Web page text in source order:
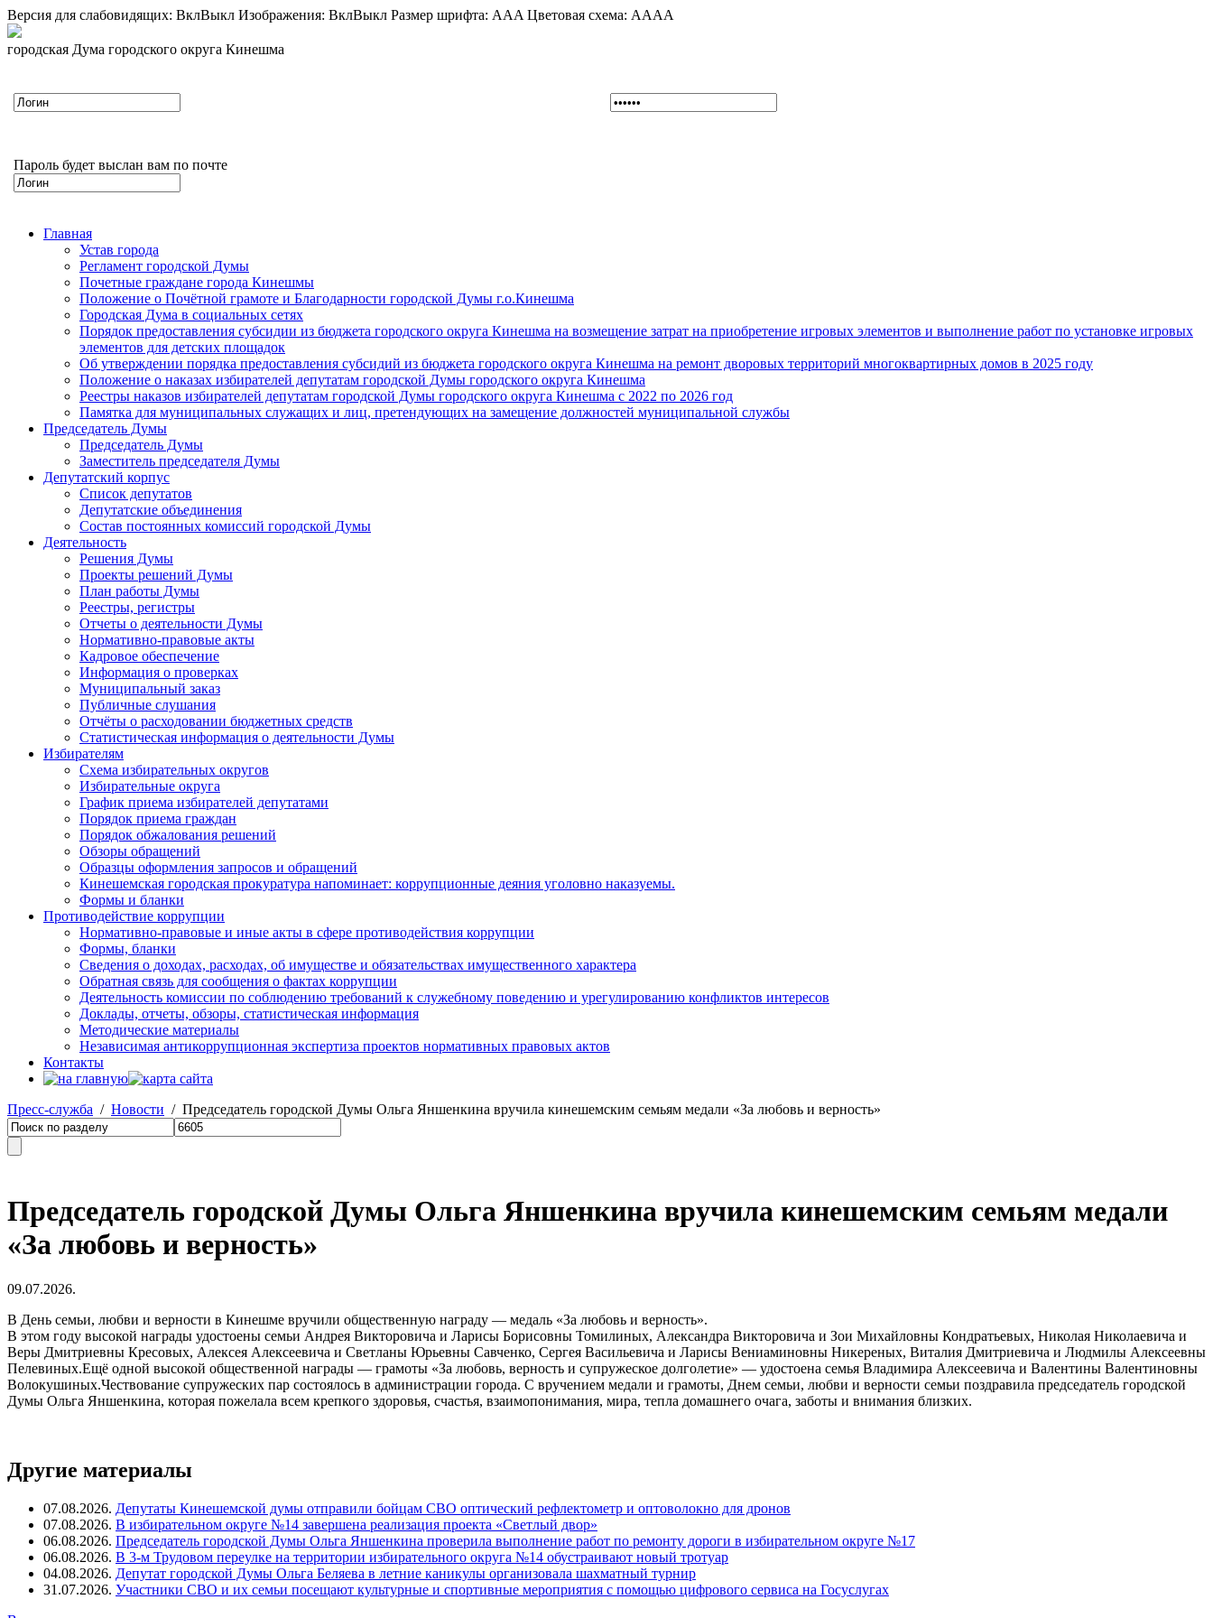
Версия для слабовидящих: ВклВыкл Изображения: ВклВыкл Размер шрифта: AAA Цветовая схема: AAAA
городская Дума городского округа Кинешма
Пароль будет выслан вам по почте
Главная
Устав города
Регламент городской Думы
Почетные граждане города Кинешмы
Положение о Почётной грамоте и Благодарности городской Думы г.о.Кинешма
Городская Дума в социальных сетях
Порядок предоставления субсидии из бюджета городского округа Кинешма на возмещение затрат на приобретение игровых элементов и выполнение работ по установке игровых
элементов для детских площадок
Об утверждении порядка предоставления субсидий из бюджета городского округа Кинешма на ремонт дворовых территорий многоквартирных домов в 2025 году
Положение о наказах избирателей депутатам городской Думы городского округа Кинешма
Реестры наказов избирателей депутатам городской Думы городского округа Кинешма с 2022 по 2026 год
Памятка для муниципальных служащих и лиц, претендующих на замещение должностей муниципальной службы
Председатель Думы
Председатель Думы
Заместитель председателя Думы
Депутатский корпус
Список депутатов
Депутатские объединения
Состав постоянных комиссий городской Думы
Деятельность
Решения Думы
Проекты решений Думы
План работы Думы
Реестры, регистры
Отчеты о деятельности Думы
Нормативно-правовые акты
Кадровое обеспечение
Информация о проверках
Муниципальный заказ
Публичные слушания
Отчёты о расходовании бюджетных средств
Статистическая информация о деятельности Думы
Избирателям
Схема избирательных округов
Избирательные округа
График приема избирателей депутатами
Порядок приема граждан
Порядок обжалования решений
Обзоры обращений
Образцы оформления запросов и обращений
Кинешемская городская прокуратура напоминает: коррупционные деяния уголовно наказуемы.
Формы и бланки
Противодействие коррупции
Нормативно-правовые и иные акты в сфере противодействия коррупции
Формы, бланки
Сведения о доходах, расходах, об имуществе и обязательствах имущественного характера
Обратная связь для сообщения о фактах коррупции
Деятельность комиссии по соблюдению требований к служебному поведению и урегулированию конфликтов интересов
Доклады, отчеты, обзоры, статистическая информация
Методические материалы
Независимая антикоррупционная экспертиза проектов нормативных правовых актов
Контакты
Пресс-служба / Новости / Председатель городской Думы Ольга Яншенкина вручила кинешемским семьям медали «За любовь и верность»
Председатель городской Думы Ольга Яншенкина вручила кинешемским семьям медали
«За любовь и верность»
09.07.2026.
В День семьи, любви и верности в Кинешме вручили общественную награду — медаль «За любовь и верность».
В этом году высокой награды удостоены семьи Андрея Викторовича и Ларисы Борисовны Томилиных, Александра Викторовича и Зои Михайловны Кондратьевых, Николая Николаевича и
Веры Дмитриевны Кресовых, Алексея Алексеевича и Светланы Юрьевны Савченко, Сергея Васильевича и Ларисы Вениаминовны Никереных, Виталия Дмитриевича и Людмилы Алексеевны
Пелевиных.Ещё одной высокой общественной награды — грамоты «За любовь, верность и супружеское долголетие» — удостоена семья Владимира Алексеевича и Валентины Валентиновны
Волокушиных.Чествование супружеских пар состоялось в администрации города. С вручением медали и грамоты, Днем семьи, любви и верности семьи поздравила председатель городской
Думы Ольга Яншенкина, которая пожелала всем крепкого здоровья, счастья, взаимопонимания, мира, тепла домашнего очага, заботы и внимания близких.
Другие материалы
07.08.2026. Депутаты Кинешемской думы отправили бойцам СВО оптический рефлектометр и оптоволокно для дронов
07.08.2026. В избирательном округе №14 завершена реализация проекта «Светлый двор»
06.08.2026. Председатель городской Думы Ольга Яншенкина проверила выполнение работ по ремонту дороги в избирательном округе №17
06.08.2026. В 3-м Трудовом переулке на территории избирательного округа №14 обустраивают новый тротуар
04.08.2026. Депутат городской Думы Ольга Беляева в летние каникулы организовала шахматный турнир
31.07.2026. Участники СВО и их семьи посещают культурные и спортивные мероприятия с помощью цифрового сервиса на Госуслугах